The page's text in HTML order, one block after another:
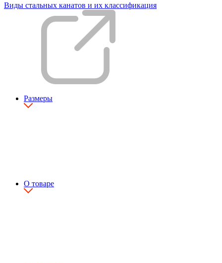
Виды стальных канатов и их классификация
Размеры
О товаре